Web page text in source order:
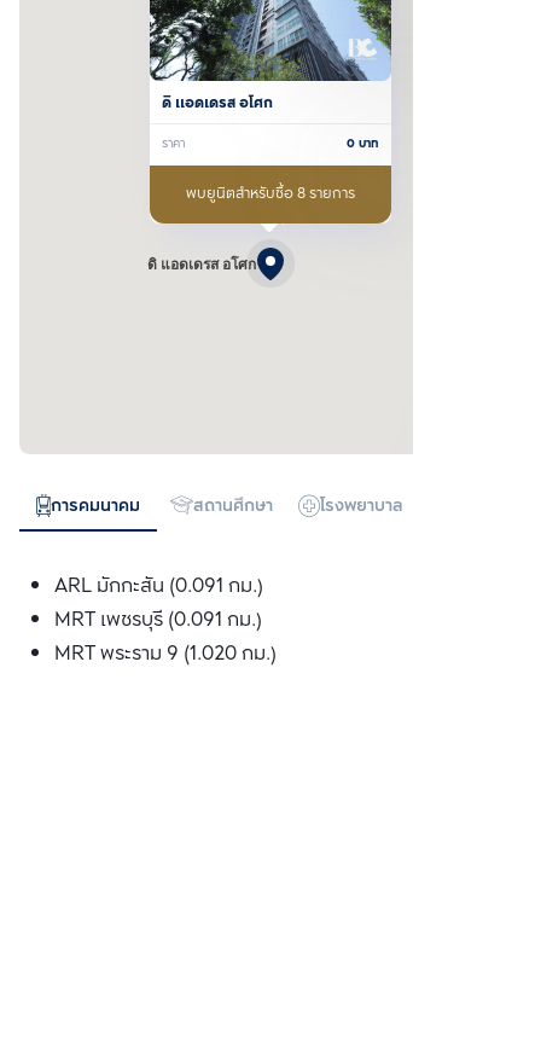
ดิ แอดเดรส อโศก
ดิ แอดเดรส อโศก
ราคา 0บาท
พบยูนิตสำหรับซื้อ 8 รายการ
การคมนาคม สถานศึกษา โรงพยาบาล
ARL มักกะสัน (0.091 กม.)
MRT เพชรบุรี (0.091 กม.)
MRT พระราม 9 (1.020 กม.)